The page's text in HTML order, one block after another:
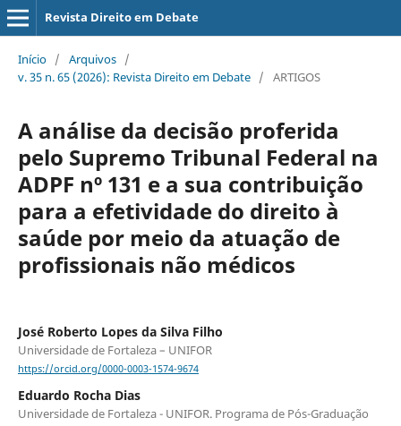
Revista Direito em Debate
Início / Arquivos /
v. 35 n. 65 (2026): Revista Direito em Debate / ARTIGOS
A análise da decisão proferida
pelo Supremo Tribunal Federal na
ADPF nº 131 e a sua contribuição
para a efetividade do direito à
saúde por meio da atuação de
profissionais não médicos
José Roberto Lopes da Silva Filho
Universidade de Fortaleza – UNIFOR
https://orcid.org/0000-0003-1574-9674
Eduardo Rocha Dias
Universidade de Fortaleza - UNIFOR. Programa de Pós-Graduação